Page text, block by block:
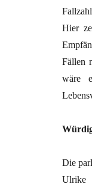
Hier
Fällen
wäre
Die
Ulrike